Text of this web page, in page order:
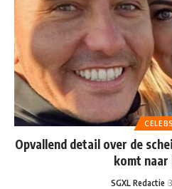
CELEBS
Opvallend detail over de
komt naar
SGXL Redactie